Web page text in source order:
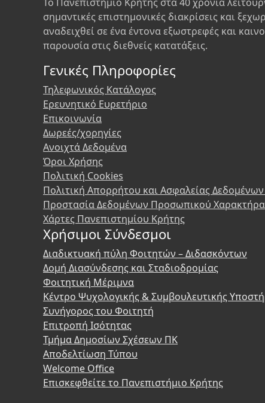
σημαντικές επιστημονικές διακρίσεις και
αναδειχθεί σε ένα έντονα εξωστρεφές και
παρουσία στις διεθνείς κατατάξεις.
Γενικές Πληροφορίες
Τηλεφωνικός Κατάλογος
Ερευνητικό Ευρετήριο
Επικοινωνία
Δωρεές/χορηγίες
Ανοιχτά Δεδομένα
Όροι Χρήσης
Πολιτική Cookies
Πολιτική Απορρήτου και Ασφαλείας
Προστασία Δεδομένων Προσωπικού Χαρακτήρα
Χάρτες Πανεπιστημίου Κρήτης
Χρήσιμοι Σύνδεσμοι
Διαδικτυακή πύλη Φοιτητών – Διδασκόντων
Δομή Διασύνδεσης και Σταδιοδρομίας
Φοιτητική Μέριμνα
Κέντρο Ψυχολογικής & Συμβουλευτικής
Συνήγορος του Φοιτητή
Επιτροπή Ισότητας
Τμήμα Δημοσίων Σχέσεων ΠΚ
Αποδελτίωση Τύπου
Welcome Office
Επισκεφθείτε το Πανεπιστήμιο Κρήτης